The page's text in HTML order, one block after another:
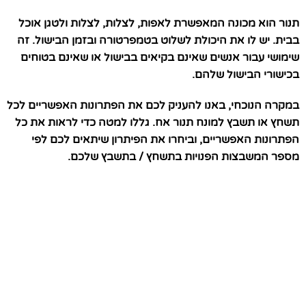
תנור הוא מכונה המאפשרת לאפות, לצלות, לצלות ולטגן אוכל
בבית. יש לו את היכולת לשלוט בטמפרטורה ובזמן הבישול. זה
שימושי עבור אנשים שאינם בקיאים בבישול או שאינם בטוחים
בכישורי הבישול שלהם.
במקרה הנוכחי, באנו להעניק לכם את הפתרונות האפשריים לכל
תשחץ או תשבץ למונח תנור אח. גללו למטה כדי לראות את כל
הפתרונות האפשריים, וביחרו את הפיתרון שיתאים לכם לפי
מספר המשבצות הפנויות בתשחץ / בתשבץ שלכם.